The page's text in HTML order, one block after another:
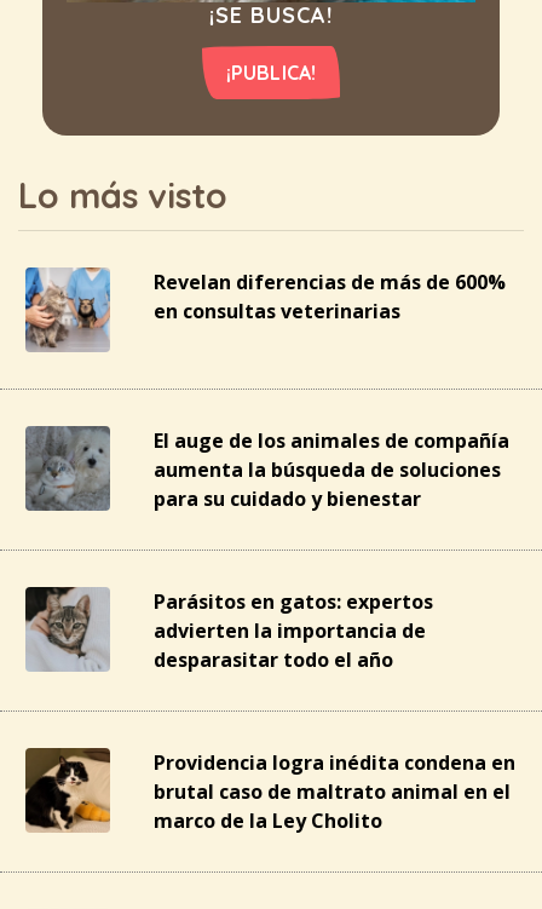
¡SE BUSCA!
¡PUBLICA!
Lo más visto
Revelan diferencias de más de 600%
en consultas veterinarias
El auge de los animales de compañía
aumenta la búsqueda de soluciones
para su cuidado y bienestar
Parásitos en gatos: expertos
advierten la importancia de
desparasitar todo el año
Providencia logra inédita condena en
brutal caso de maltrato animal en el
marco de la Ley Cholito